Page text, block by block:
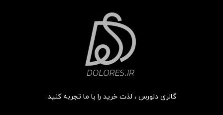
گالری دلورس ، لذت خرید را با ما تجربه کنید.